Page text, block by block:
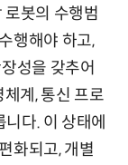
봇의 수행범
행해야 하고,
성을 갖추어
계, 통신 프로
다. 이 상태에
화되고, 개별